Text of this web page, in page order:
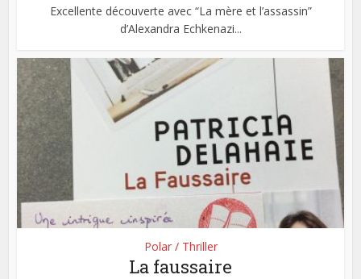
Excellente découverte avec “La mère et l’assassin”
d’Alexandra Echkenazi...
Polar / Thriller
La faussaire